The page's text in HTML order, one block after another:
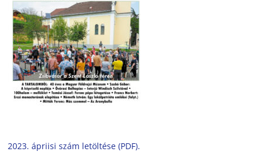
2023. ápriisi szám letöltése (PDF).